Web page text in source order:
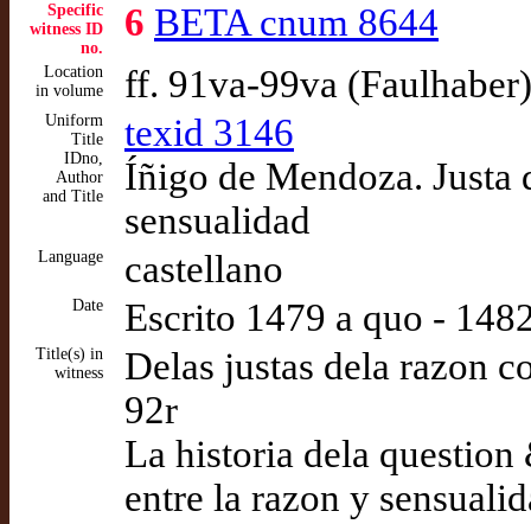
Specific
witness ID
no.
6 BETA cnum 8644
Location
in volume
ff. 91va-99va (Faulhaber)
Uniform
Title
IDno,
Author
and Title
texid 3146
Íñigo de Mendoza. Justa
sensualidad
Language castellano
Date Escrito 1479 a quo -
Title(s) in
witness
Delas justas dela razon
92r
La historia dela
entre la razon y